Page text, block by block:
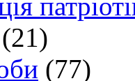
(21)
(77)